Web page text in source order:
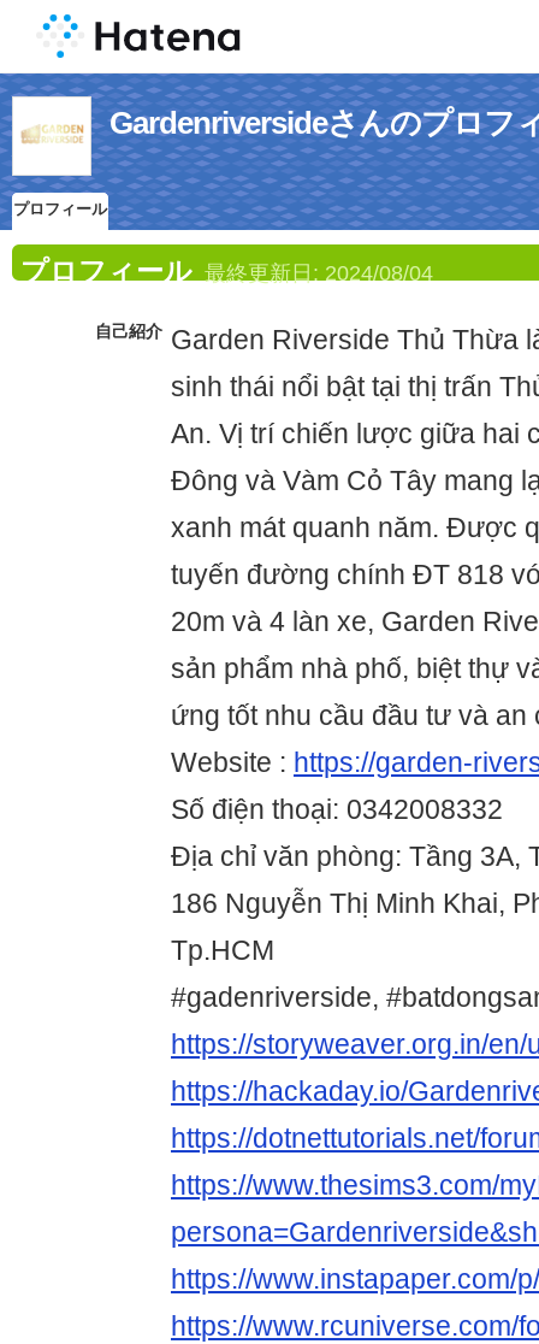
Gardenriversideさんのプロフ
プロフィール
プロフィール 最終更新日: 2024/08/04
自己紹介 Garden Riverside Thủ Thừa
sinh thái nổi bật tại thị trấn
An. Vị trí chiến lược giữa hai
Đông và Vàm Cỏ Tây mang
xanh mát quanh năm. Được
tuyến đường chính ĐT 818
20m và 4 làn xe, Garden
sản phẩm nhà phố, biệt thự
ứng tốt nhu cầu đầu tư và an
Website : https://garden-
Số điện thoại: 0342008332
Địa chỉ văn phòng: Tầng 3A,
186 Nguyễn Thị Minh Khai,
Tp.HCM
#gadenriverside,
https://storyweaver.org.in/
https://hackaday.io/
https://dotnettutorials.net/
https://www.thesims3.com/
https://www.instapaper.com/
https://www.rcuniverse.com/